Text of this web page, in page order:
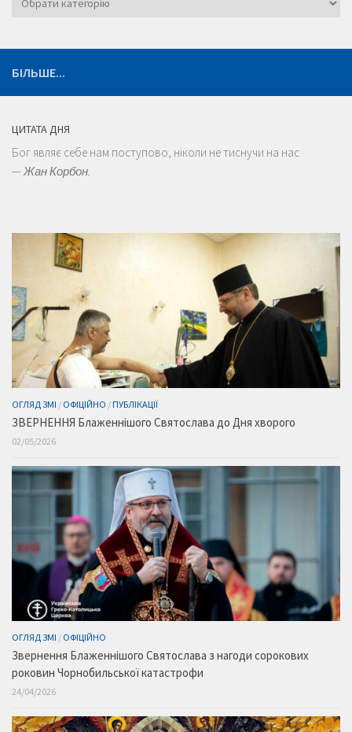
БІЛЬШЕ...
ЦИТАТА ДНЯ
Бог являє себе нам поступово, ніколи не тиснучи на нас
—Жан Корбон.
ОГЛЯД ЗМІ / ОФІЦІЙНО /ПУБЛІКАЦІЇ
ЗВЕРНЕННЯ Блаженнішого Святослава до Дня хворого
02/05/2026
ОГЛЯД ЗМІ / ОФІЦІЙНО
Звернення Блаженнішого Святослава з нагоди сорокових
роковин Чорнобильської катастрофи
24/04/2026